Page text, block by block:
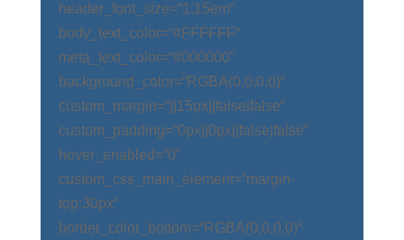
header_font_size=“1.15em“
body_text_color=“#FFFFFF“
meta_text_color=“#000000″
background_color=“RGBA(0,0,0,0)“
custom_margin=“||15px||false|false“
custom_padding=“0px||0px||false|false“
hover_enabled=“0″
custom_css_main_element=“margin-
top:30px“
border_color_bottom=“RGBA(0,0,0,0)“